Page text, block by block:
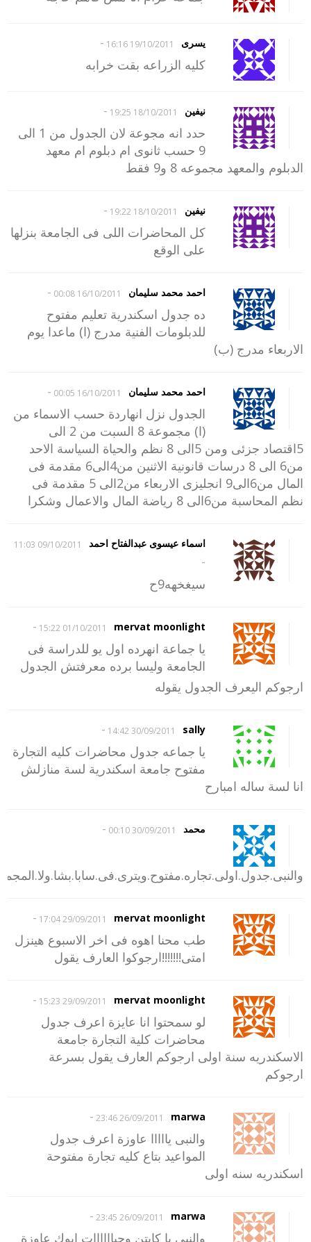
يسرى 19/10/2011 16:16
-
كليه الزراعه بقت خرابه
نيفين 18/10/2011 19:25
-
حدد انه مجوعة لان الجدول من 1 الى
9 حسب ثانوى ام دبلوم ام معهد
الدبلوم والمعهد مجموعه 8 و9 فقط
نيفين 18/10/2011 19:22
-
كل المحاضرات اللى فى الجامعة بنزلها
على الوقع
احمد محمد سليمان 16/10/2011 00:08
-
ده جدول اسكندرية تعليم مفتوح
للدبلومات الفنية مدرج (ا) ماعدا يوم
الاربعاء مدرج (ب)
احمد محمد سليمان 16/10/2011 00:05
-
الجدول نزل انهاردة حسب الاسماء من
(ا) مجموعة 8 السبت من 2 الى
5اقتصاد جزئى ومن 5الى 8 نظم والحياة السياسة الاحد
من6 الى 8 درسات قانونية الاثنين من4الى6 مقدمة فى
المال من6الى9 انجليزى الاربعاء من2الى 5 مقدمة فى
نظم المحاسبة من6الى 8 رياضة المال والاعمال وشكرا
اسماء عيسوى عبدالفتاح احمد 09/10/2011 11:03
-
سيغخهه9ح
mervat moonlight
01/10/2011 15:22
-
يا جماعة انهرده اول يو للدراسة فى
الجامعة وليسا برده معرفتش الجدول
ارجوكم اليعرف الجدول يقوله
sally
30/09/2011 14:42
-
يا جماعه جدول محاضرات كليه التجارة
مفتوح جامعة اسكندرية لسة منازلش
انا لسة ساله امبارح
محمد 30/09/2011 00:10
-
mervat moonlight
29/09/2011 17:04
-
طب محنا اهوه فى اخر الاسبوع هينزل
امتى!!!!!!!ارجوكوا العارف يقول
mervat moonlight
29/09/2011 15:23
-
لو سمحتوا انا عايزة اعرف جدول
محاضرات كلية التجارة جامعة
الاسكندريه سنة اولى ارجوكم العارف يقول بسرعة
ارجوكم
marwa
26/09/2011 23:46
-
والنبى يااااا عاوزة اعرف جدول
المواعيد بتاع كليه تجارة مفتوحة
اسكندريه سنه اولى
marwa
26/09/2011 23:45
-
والنبى يا كابتن وحياااااات ابوك عاوزة